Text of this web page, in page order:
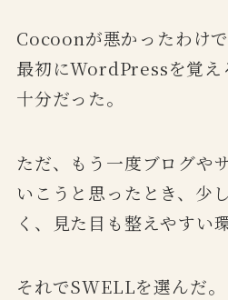
Cocoonが悪かったわけで
最初にWordPressを覚
十分だった。
ただ、もう一度ブログや
いこうと思ったとき、少
く、見た目も整えやすい
それでSWELLを選んだ。